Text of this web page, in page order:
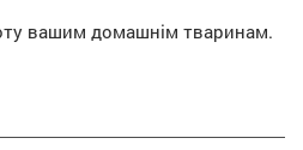
вашим домашнім тваринам.